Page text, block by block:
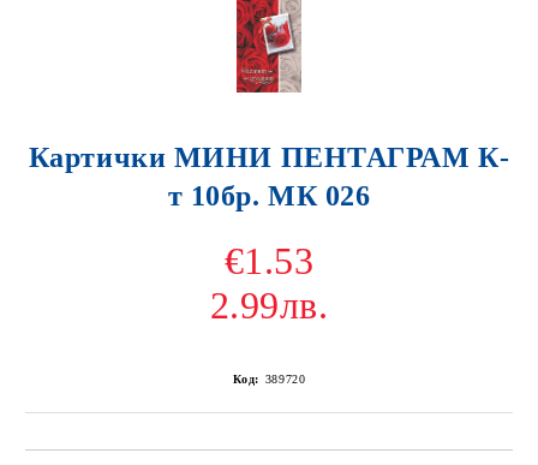
Картички МИНИ ПЕНТАГРАМ К-
т 10бр. МК 026
€1.53
2.99лв.
Код: 389720